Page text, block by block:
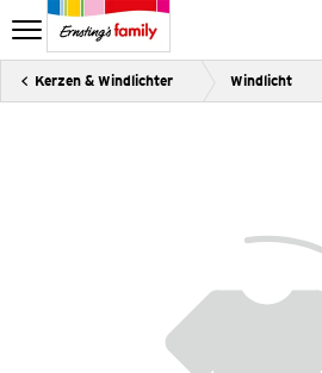
Kerzen & Windlichter Windlicht